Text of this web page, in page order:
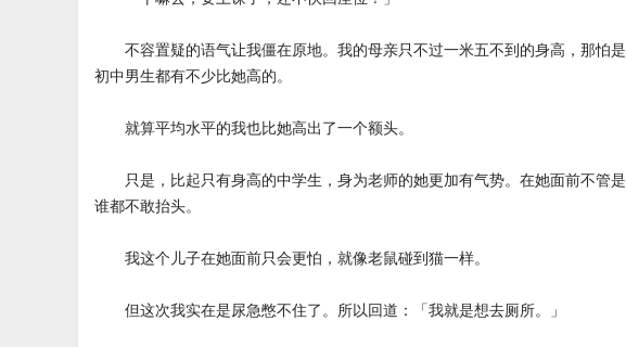
不容置疑的语气让我僵在原地。我的母亲只不过一米五不到的身高，那怕是
初中男生都有不少比她高的。
就算平均水平的我也比她高出了一个额头。
只是，比起只有身高的中学生，身为老师的她更加有气势。在她面前不管是
谁都不敢抬头。
我这个儿子在她面前只会更怕，就像老鼠碰到猫一样。
但这次我实在是尿急憋不住了。所以回道：「我就是想去厕所。」